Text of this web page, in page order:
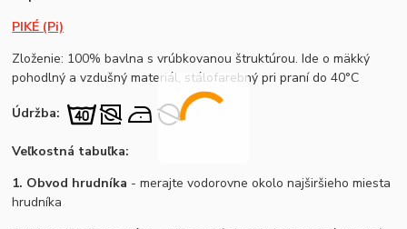
PIKÉ (Pi)
Zloženie: 100% bavlna s vrúbkovanou štruktúrou. Ide o mäkký
pohodlný a vzdušný materiál, stálofarebný pri praní do 40°C
Údržba:
Veľkostná tabuľka:
1. Obvod hrudníka - merajte vodorovne okolo najširšieho miesta
hrudníka